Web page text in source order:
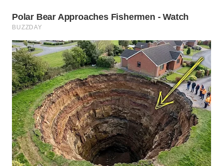
UTARA
WN
SAMOSIR
WN
PADANG
LAWAS
WN
SUMEDANG
WN